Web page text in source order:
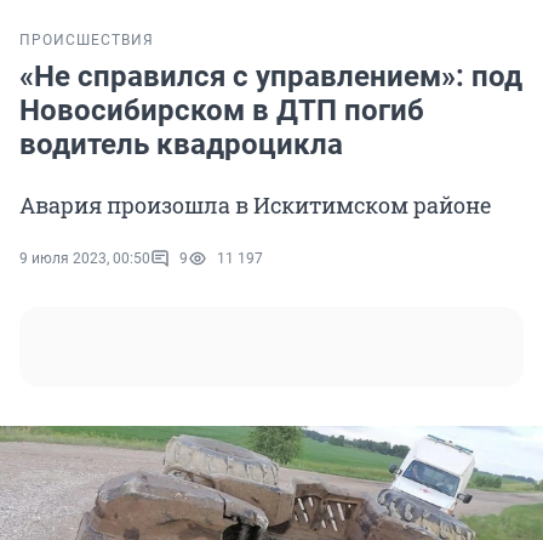
ПРОИСШЕСТВИЯ
«Не справился с управлением»: под
Новосибирском в ДТП погиб
водитель квадроцикла
Авария произошла в Искитимском районе
9 июля 2023, 00:50 9 11 197